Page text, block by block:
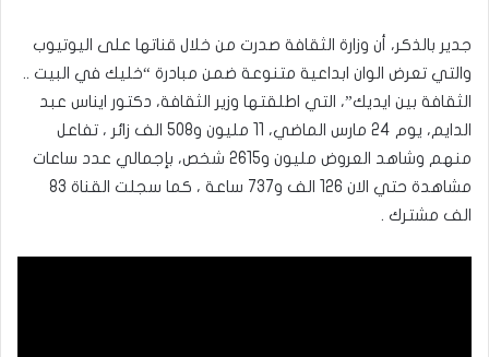
جدير بالذكر، أن وزارة الثقافة صدرت من خلال قناتها على اليوتيوب
والتي تعرض الوان ابداعية متنوعة ضمن مبادرة “خليك في البيت ..
الثقافة بين ايديك”، التي اطلقتها وزير الثقافة، دكتور ايناس عبد
الدايم، يوم 24 مارس الماضي، 11 مليون و508 الف زائر ، تفاعل
منهم وشاهد العروض مليون و2615 شخص، بإجمالي عدد ساعات
مشاهدة حتي الان 126 الف و737 ساعة ، كما سجلت القناة 83
الف مشترك .